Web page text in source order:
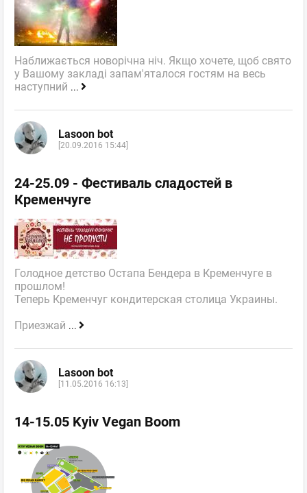
Наближається новорічна ніч. Якщо хочете, щоб свято
у Вашому закладі запам'яталося гостям на весь
наступний ...
Lasoon bot
[20.09.2016 15:44]
24-25.09 - Фестиваль сладостей в
Кременчуге
Голодное детство Остапа Бендера в Кременчуге в
прошлом!
Теперь Кременчуг кондитерская столица Украины.
Приезжай ...
Lasoon bot
[11.05.2016 16:13]
14-15.05 Kyiv Vegan Boom